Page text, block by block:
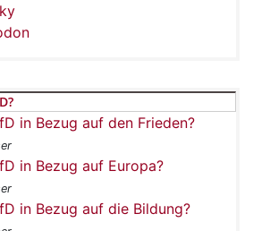
in Bezug auf den Frieden?
in Bezug auf Europa?
in Bezug auf die Bildung?